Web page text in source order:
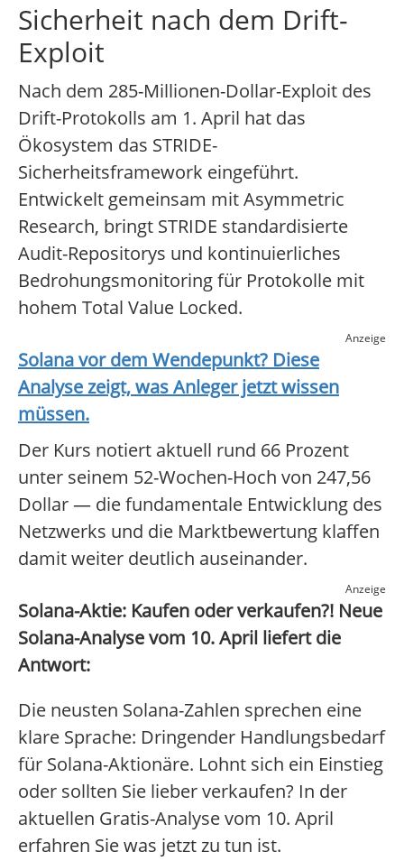
Sicherheit nach dem Drift-
Exploit
Nach dem 285-Millionen-Dollar-Exploit des
Drift-Protokolls am 1. April hat das
Ökosystem das STRIDE-
Sicherheitsframework eingeführt.
Entwickelt gemeinsam mit Asymmetric
Research, bringt STRIDE standardisierte
Audit-Repositorys und kontinuierliches
Bedrohungsmonitoring für Protokolle mit
hohem Total Value Locked.
Anzeige
Solanavor dem Wendepunkt? Diese
Analyse zeigt, was Anleger jetzt wissen
müssen.
Der Kurs notiert aktuell rund 66 Prozent
unter seinem 52-Wochen-Hoch von 247,56
Dollar — die fundamentale Entwicklung des
Netzwerks und die Marktbewertung klaffen
damit weiter deutlich auseinander.
Anzeige
Solana-Aktie: Kaufen oder verkaufen?! Neue
Solana-Analyse vom 10. April liefert die
Antwort:
Die neusten Solana-Zahlen sprechen eine
klare Sprache: Dringender Handlungsbedarf
für Solana-Aktionäre. Lohnt sich ein Einstieg
oder sollten Sie lieber verkaufen? In der
aktuellen Gratis-Analyse vom 10. April
erfahren Sie was jetzt zu tun ist.